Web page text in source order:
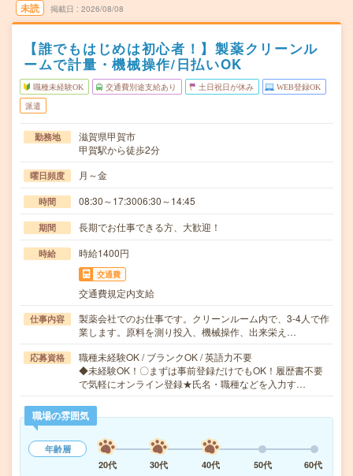
未読 掲載日 2026/08/08
【誰でもはじめは初心者！】製薬クリーンル
ームで計量・機械操作/日払いOK
職種未経験OK 交通費別途支給あり 土日祝日が休み WEB登録OK
派遣
勤務地
滋賀県甲賀市
甲賀駅から徒歩2分
曜日頻度 月～金
時間 08:30～17:3006:30～14:45
期間 長期でお仕事できる方、大歓迎！
時給 時給1400円
交通費
交通費規定内支給
仕事内容
製薬会社でのお仕事です。クリーンルーム内で、3-4人で作
業します。原料を測り投入、機械操作、出来栄え…
応募資格
職種未経験OK / ブランクOK / 英語力不要
◆未経験OK！〇まずは事前登録だけでもOK！履歴書不要
で気軽にオンライン登録★氏名・職種などを入力す…
職場の雰囲気
年齢層
20代
30代 40代 50代 60代